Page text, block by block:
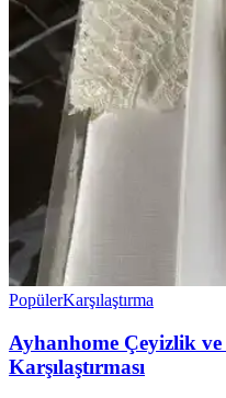
PopülerKarşılaştırma
Ayhanhome Çeyizlik ve
Karşılaştırması